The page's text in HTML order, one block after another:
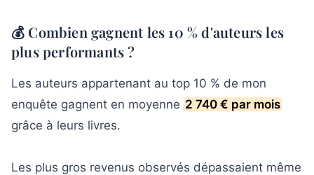
💰 Combien gagnent les 10 % d'auteurs les
plus performants ?
Les auteurs appartenant au top 10 % de mon
enquête gagnent en moyenne 2 740 € par mois
grâce à leurs livres.
Les plus gros revenus observés dépassaient même